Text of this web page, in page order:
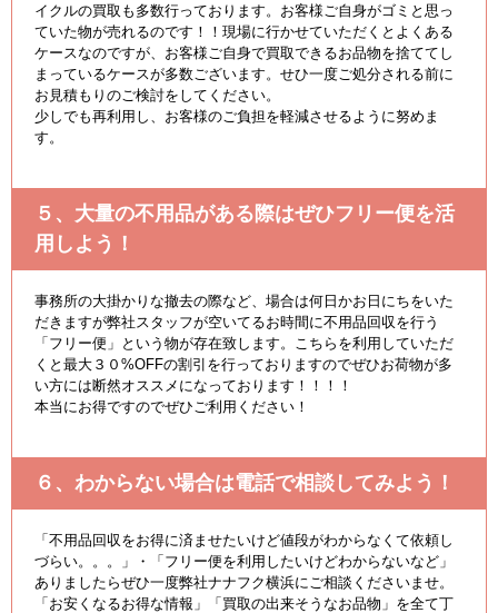
イクルの買取も多数行っております。お客様ご自身がゴミと思っ
ていた物が売れるのです！！現場に行かせていただくとよくある
ケースなのですが、お客様ご自身で買取できるお品物を捨ててし
まっているケースが多数ございます。せひ一度ご処分される前に
お見積もりのご検討をしてください。
少しでも再利用し、お客様のご負担を軽減させるように努めま
す。
５、大量の不用品がある際はぜひフリー便を活
用しよう！
事務所の大掛かりな撤去の際など、場合は何日かお日にちをいた
だきますが弊社スタッフが空いてるお時間に不用品回収を行う
「フリー便」という物が存在致します。こちらを利用していただ
くと最大３０%OFFの割引を行っておりますのでぜひお荷物が多
い方には断然オススメになっております！！！！
本当にお得ですのでぜひご利用ください！
６、わからない場合は電話で相談してみよう！
「不用品回収をお得に済ませたいけど値段がわからなくて依頼し
づらい。。。」・「フリー便を利用したいけどわからないなど」
ありましたらぜひ一度弊社ナナフク横浜にご相談くださいませ。
「お安くなるお得な情報」「買取の出来そうなお品物」を全て丁